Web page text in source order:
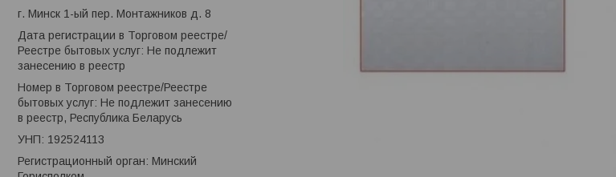
г. Минск 1-ый пер. Монтажников д. 8
Дата регистрации в Торговом реестре/
Реестре бытовых услуг: Не подлежит
занесению в реестр
Номер в Торговом реестре/Реестре
бытовых услуг: Не подлежит занесению
в реестр, Республика Беларусь
УНП: 192524113
Регистрационный орган: Минский